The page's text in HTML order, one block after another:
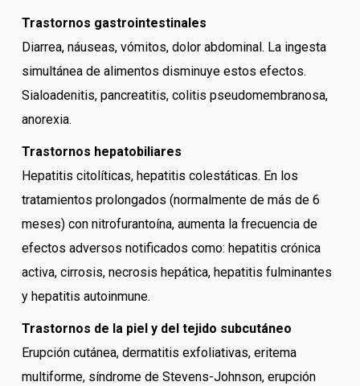
Trastornos gastrointestinales
Diarrea, náuseas, vómitos, dolor abdominal. La ingesta
simultánea de alimentos disminuye estos efectos.
Sialoadenitis, pancreatitis, colitis pseudomembranosa,
anorexia.
Trastornos hepatobiliares
Hepatitis citolíticas, hepatitis colestáticas. En los
tratamientos prolongados (normalmente de más de 6
meses) con nitrofurantoína, aumenta la frecuencia de
efectos adversos notificados como: hepatitis crónica
activa, cirrosis, necrosis hepática, hepatitis fulminantes
y hepatitis autoinmune.
Trastornos de la piel y del tejido subcutáneo
Erupción cutánea, dermatitis exfoliativas, eritema
multiforme, síndrome de Stevens-Johnson, erupción